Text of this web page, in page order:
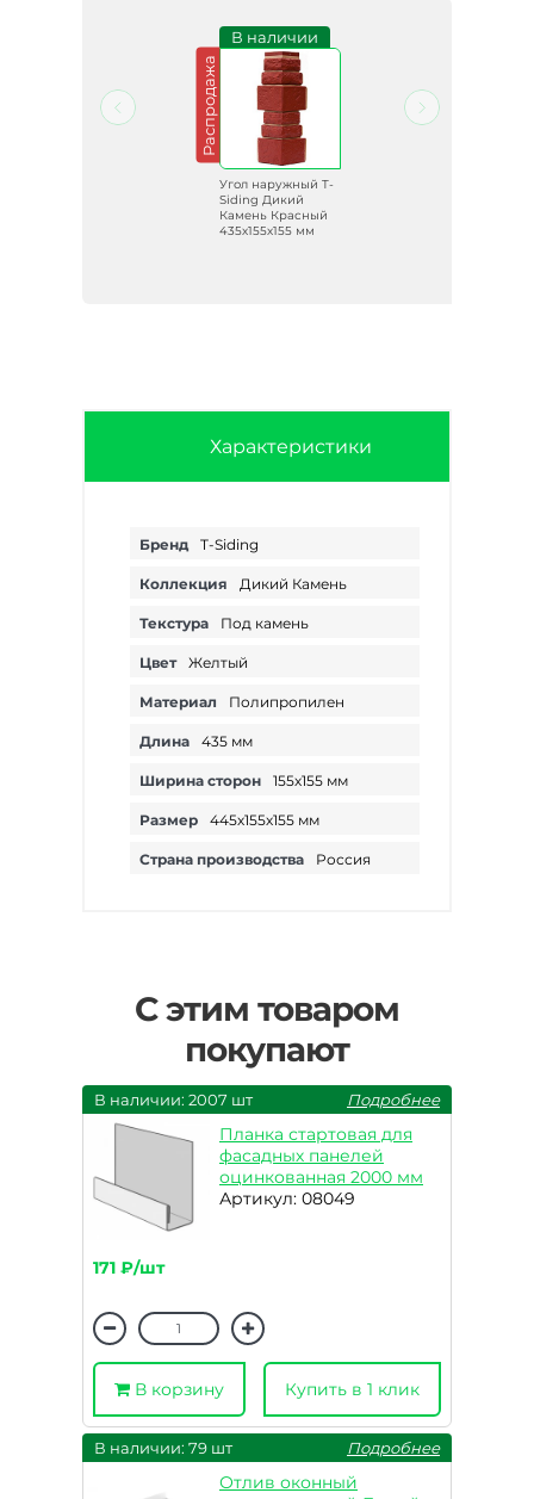
Распродажа
В наличии
Угол наружный T-
Siding Дикий
Камень Красный
435х155х155 мм
Характеристики
Бренд T-Siding
Коллекция Дикий Камень
Текстура Под камень
Цвет Желтый
Материал Полипропилен
Длина 435 мм
Ширина сторон 155х155 мм
Размер 445х155х155 мм
Страна производства Россия
С этим товаром
покупают
В наличии: 2007 шт Подробнее
Планка стартовая для
фасадных панелей
оцинкованная 2000 мм
Артикул: 08049
171 ₽/шт
В корзину Купить в 1 клик
В наличии: 79 шт Подробнее
Отлив оконный